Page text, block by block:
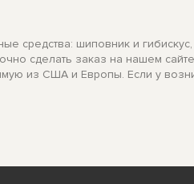
средства: шиповник и
сделать заказ на нашем
из США и Европы. Если у